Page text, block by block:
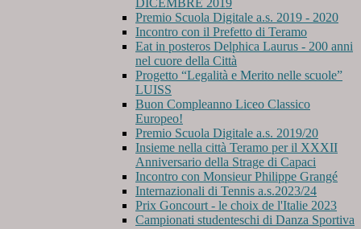
DICEMBRE 2019
Premio Scuola Digitale a.s. 2019 - 2020
Incontro con il Prefetto di Teramo
Eat in posteros Delphica Laurus - 200 anni
nel cuore della Città
Progetto “Legalità e Merito nelle scuole”
LUISS
Buon Compleanno Liceo Classico
Europeo!
Premio Scuola Digitale a.s. 2019/20
Insieme nella città Teramo per il XXXII
Anniversario della Strage di Capaci
Incontro con Monsieur Philippe Grangé
Internazionali di Tennis a.s.2023/24
Prix Goncourt - le choix de l'Italie 2023
Campionati studenteschi di Danza Sportiva